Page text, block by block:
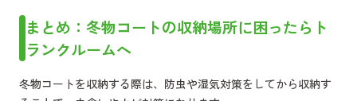
まとめ：冬物コートの収納場所に困ったらト
ランクルームへ
冬物コートを収納する際は、防虫や湿気対策をしてから収納す